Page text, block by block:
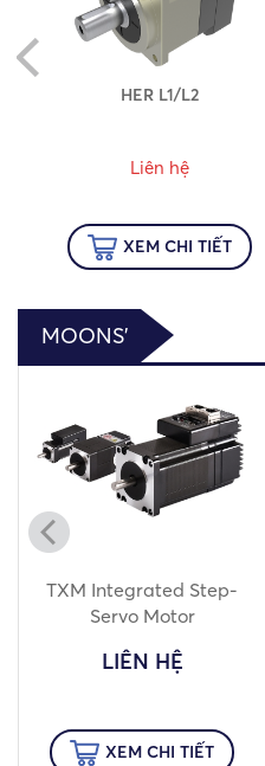
HER L1/L2
Liên hệ
XEM CHI TIẾT
MOONS’
TXM Integrated Step-
Servo Motor
LIÊN HỆ
XEM CHI TIẾT